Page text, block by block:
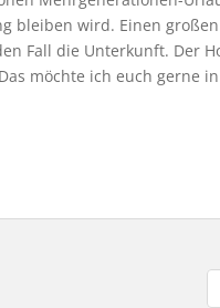
bleiben wird. Einen
Fall die Unterkunft. Der
möchte ich euch gerne